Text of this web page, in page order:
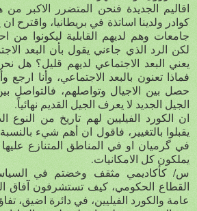
اقاليم الجديدة فنحن المتضرر الاكبر من
كوادر ولدينا اساتذة في بريطانيا، واقترح
جامعات وهم لديهم القابلية ليكونوا من
لكن الرد الذي جاءني يقول بأن البعد
يعني البعد الاجتماعي لديهم قليل؟ هل
فماذا تعنون بالبعد الاجتماعي، وأنا
حصل بين الاجيال وتواصلهم، فالتواصل
الجيل الجديد لا يعرف الجيل القديم نهائياً.
ان الكورد الفيليين لهم تاريخ من النوع
يقبلوا بالتغيير، فاقول ان أهم شيء
يملكون كل الامكانيات.
س/ كأكاديمي مثقف وخضتم في
القطاع الحكومي، كيف تستشرفون آفاق
عامة والكورد الفيليين، في دائرة اضيق،